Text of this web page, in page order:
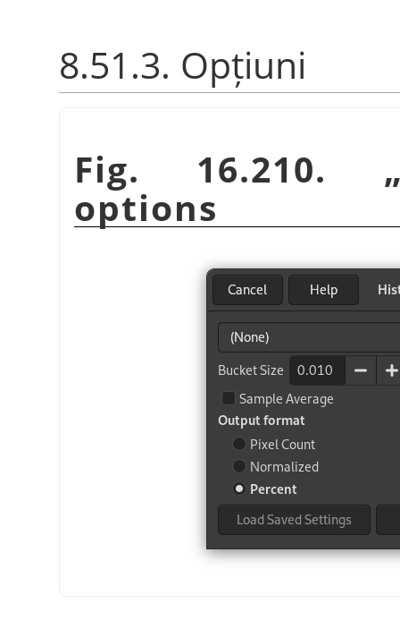
8.51.3. Opțiuni
Fig. 16.210.
options